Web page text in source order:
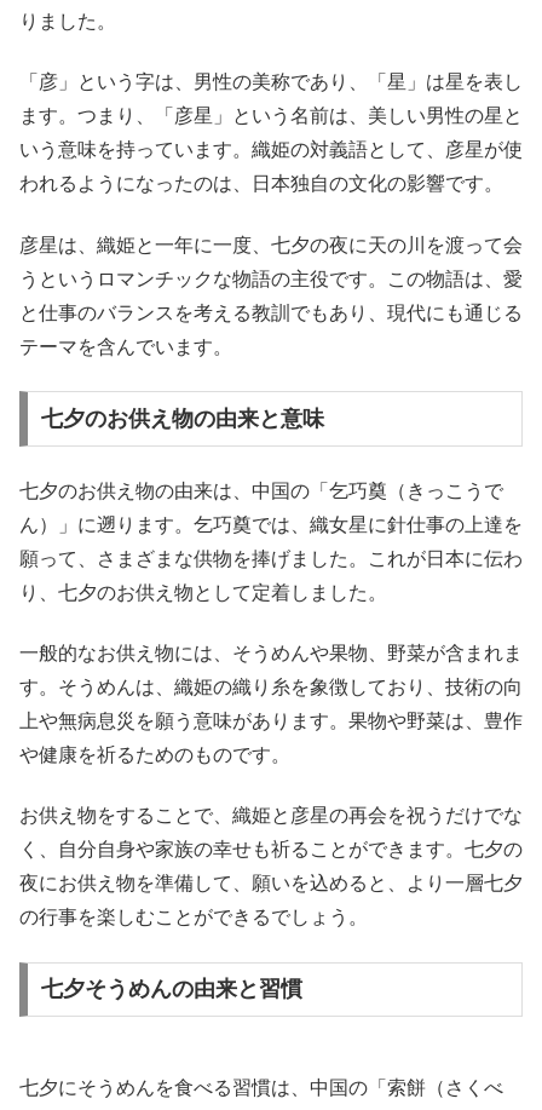
りました。
「彦」という字は、男性の美称であり、「星」は星を表し
ます。つまり、「彦星」という名前は、美しい男性の星と
いう意味を持っています。織姫の対義語として、彦星が使
われるようになったのは、日本独自の文化の影響です。
彦星は、織姫と一年に一度、七夕の夜に天の川を渡って会
うというロマンチックな物語の主役です。この物語は、愛
と仕事のバランスを考える教訓でもあり、現代にも通じる
テーマを含んでいます。
七夕のお供え物の由来と意味
七夕のお供え物の由来は、中国の「乞巧奠（きっこうで
ん）」に遡ります。乞巧奠では、織女星に針仕事の上達を
願って、さまざまな供物を捧げました。これが日本に伝わ
り、七夕のお供え物として定着しました。
一般的なお供え物には、そうめんや果物、野菜が含まれま
す。そうめんは、織姫の織り糸を象徴しており、技術の向
上や無病息災を願う意味があります。果物や野菜は、豊作
や健康を祈るためのものです。
お供え物をすることで、織姫と彦星の再会を祝うだけでな
く、自分自身や家族の幸せも祈ることができます。七夕の
夜にお供え物を準備して、願いを込めると、より一層七夕
の行事を楽しむことができるでしょう。
七夕そうめんの由来と習慣
七夕にそうめんを食べる習慣は、中国の「索餅（さくべ